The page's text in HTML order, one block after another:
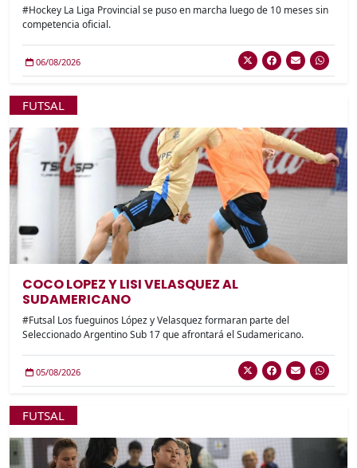
#Hockey La Liga Provincial se puso en marcha luego de 10 meses sin
competencia oficial.
06/08/2026
FUTSAL
COCO LOPEZ Y LISI VELASQUEZ AL
SUDAMERICANO
#Futsal Los fueguinos López y Velasquez formaran parte del
Seleccionado Argentino Sub 17 que afrontará el Sudamericano.
05/08/2026
FUTSAL